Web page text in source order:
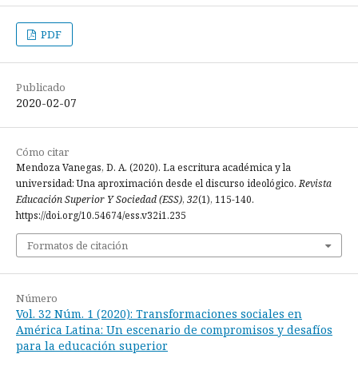
PDF
Publicado
2020-02-07
Cómo citar
Mendoza Vanegas, D. A. (2020). La escritura académica y la
universidad: Una aproximación desde el discurso ideológico.Revista
Educación Superior Y Sociedad (ESS), 32(1), 115-140.
https://doi.org/10.54674/ess.v32i1.235
Formatos de citación
Número
Vol. 32 Núm. 1 (2020): Transformaciones sociales en
América Latina: Un escenario de compromisos y desafíos
para la educación superior